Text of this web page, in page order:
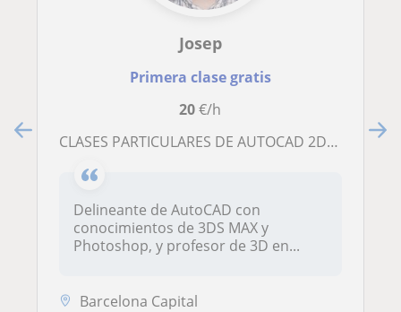
Josep
Primera clase gratis
20€/h
CLASES PARTICULARES DE AUTOCAD 2D y 3D
Delineante de AutoCAD con
conocimientos de 3DS MAX y
Photoshop, y profesor de 3D en...
Barcelona Capital